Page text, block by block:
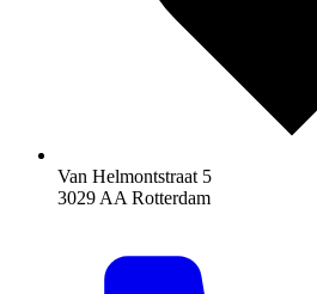
Van Helmontstraat 5
3029 AA Rotterdam